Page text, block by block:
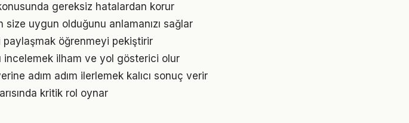
gereksiz hatalardan korur
size uygun olduğunu anlamanızı sağlar
öğrenmeyi pekiştirir
incelemek ilham ve yol gösterici olur
adım adım ilerlemek kalıcı sonuç verir
kritik rol oynar